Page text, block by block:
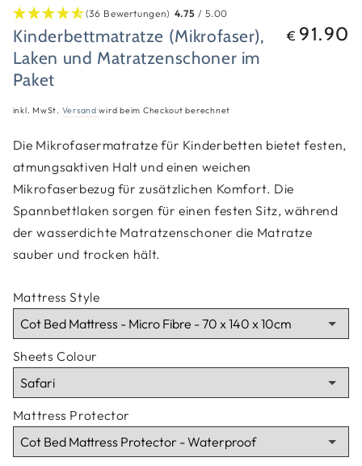
(36 Bewertungen) 4.75 / 5.00
Kinderbettmatratze (Mikrofaser),
Laken und Matratzenschoner im
Paket
Regulärer
€ 91.90
inkl. MwSt. Versand wird beim Checkout berechnet
Die Mikrofasermatratze für Kinderbetten bietet festen,
atmungsaktiven Halt und einen weichen
Mikrofaserbezug für zusätzlichen Komfort. Die
Spannbettlaken sorgen für einen festen Sitz, während
der wasserdichte Matratzenschoner die Matratze
sauber und trocken hält.
Mattress Style
Sheets Colour
Mattress Protector